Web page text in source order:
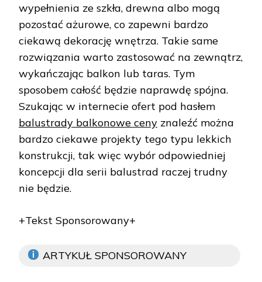
wypełnienia ze szkła, drewna albo mogą
pozostać ażurowe, co zapewni bardzo
ciekawą dekorację wnętrza. Takie same
rozwiązania warto zastosować na zewnątrz,
wykańczając balkon lub taras. Tym
sposobem całość będzie naprawdę spójna.
Szukając w internecie ofert pod hasłem
balustrady balkonowe ceny znaleźć można
bardzo ciekawe projekty tego typu lekkich
konstrukcji, tak więc wybór odpowiedniej
koncepcji dla serii balustrad raczej trudny
nie będzie.
+Tekst Sponsorowany+
ARTYKUŁ SPONSOROWANY